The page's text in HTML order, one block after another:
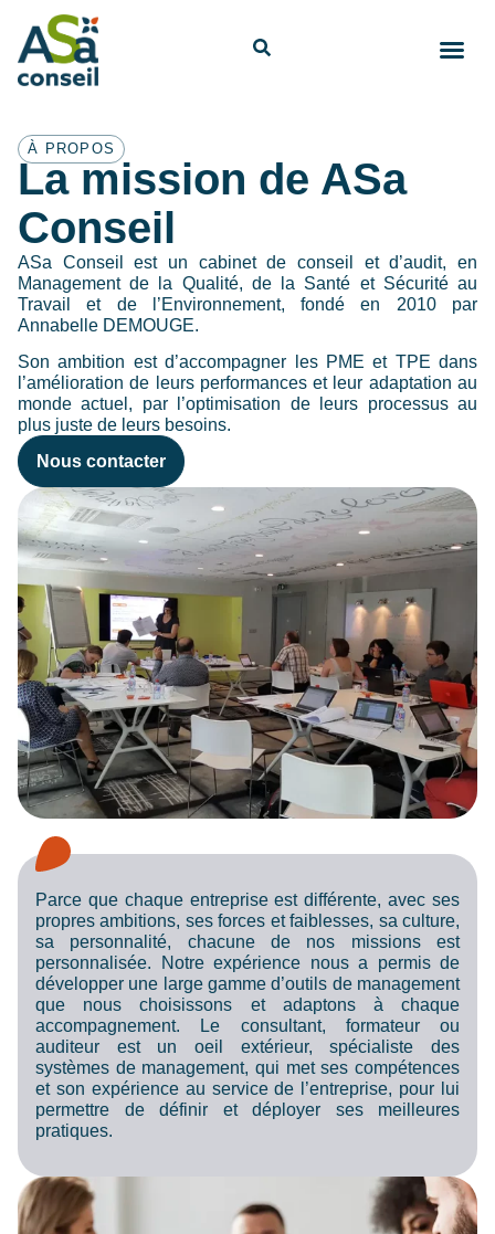
À PROPOS
La mission de ASa
Conseil
ASa Conseil est un cabinet de conseil et d’audit, en
Management de la Qualité, de la Santé et Sécurité au
Travail et de l’Environnement, fondé en 2010 par
Annabelle DEMOUGE.
Son ambition est d’accompagner les PME et TPE dans
l’amélioration de leurs performances et leur adaptation au
monde actuel, par l’optimisation de leurs processus au
plus juste de leurs besoins.
Nous contacter
Parce que chaque entreprise est différente, avec ses
propres ambitions, ses forces et faiblesses, sa culture,
sa personnalité, chacune de nos missions est
personnalisée. Notre expérience nous a permis de
développer une large gamme d’outils de management
que nous choisissons et adaptons à chaque
accompagnement. Le consultant, formateur ou
auditeur est un oeil extérieur, spécialiste des
systèmes de management, qui met ses compétences
et son expérience au service de l’entreprise, pour lui
permettre de définir et déployer ses meilleures
pratiques.